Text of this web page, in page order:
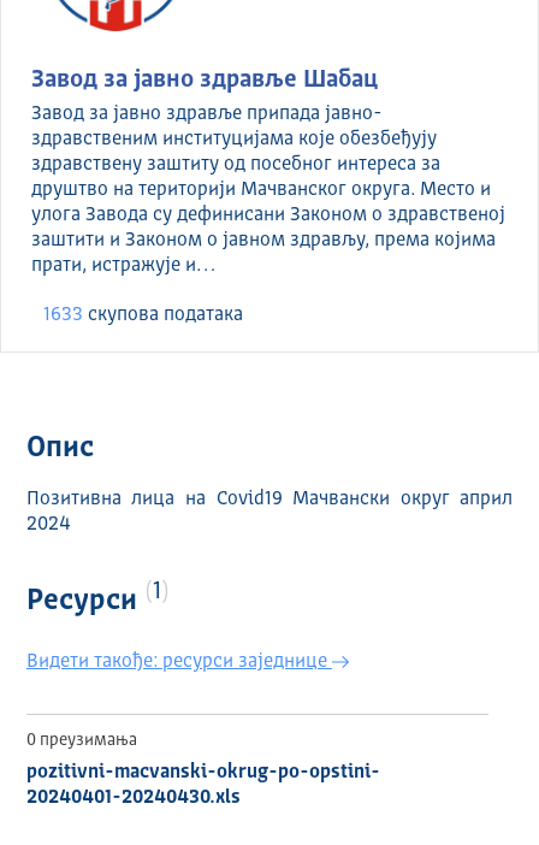
Завод за јавно здравље Шабац
Завод за јавно здравље припада јавно-
здравственим институцијама које обезбеђују
здравствену заштиту од посебног интереса за
друштво на територији Мачванског округа. Место и
улога Завода су дефинисани Законом о здравственој
заштити и Законом о јавном здрављу, према којима
прати, истражује и…
1633 скуповa података
Опис
Позитивна лица на Covid19 Мачвански округ април
2024
Ресурси 1
Видети такође: ресурси заједнице
0 преузимања
pozitivni-macvanski-okrug-po-opstini-
20240401-20240430.xls